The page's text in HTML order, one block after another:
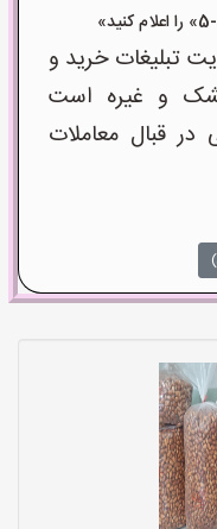
تبلیغات خرید و
و غیره است
قبال معاملات